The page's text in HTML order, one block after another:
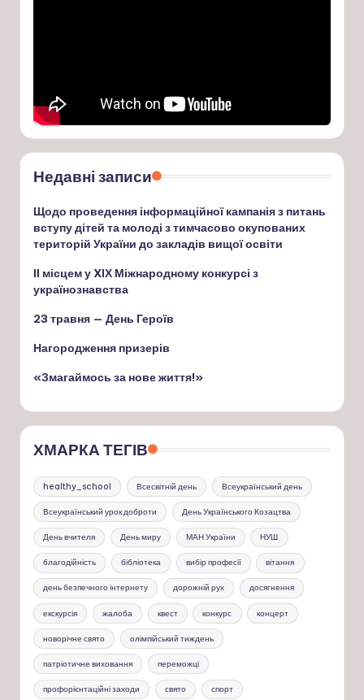
Недавні записи
Щодо проведення інформаційної кампанія з питань
вступу дітей та молоді з тимчасово окупованих
територій України до закладів вищої освіти
ІІ місцем у XІХ Міжнародному конкурсі з
українознавства
23 травня — День Героїв
Нагородження призерів
«Змагаймось за нове життя!»
ХМАРКА ТЕГІВ
healthy_school Всесвітній день Всеукраїнський день
Всеукраїнський урок доброти День Українського Козацтва
День вчителя День миру МАН України НУШ
благодійність бібліотека вибір професії вітання
день безпечного інтернету дорожній рух досягнення
екскурсія жалоба квест конкурс концерт
новорічне свято олімпійський тиждень
патріотичне виховання переможці
профорієнтаційні заходи свято спорт